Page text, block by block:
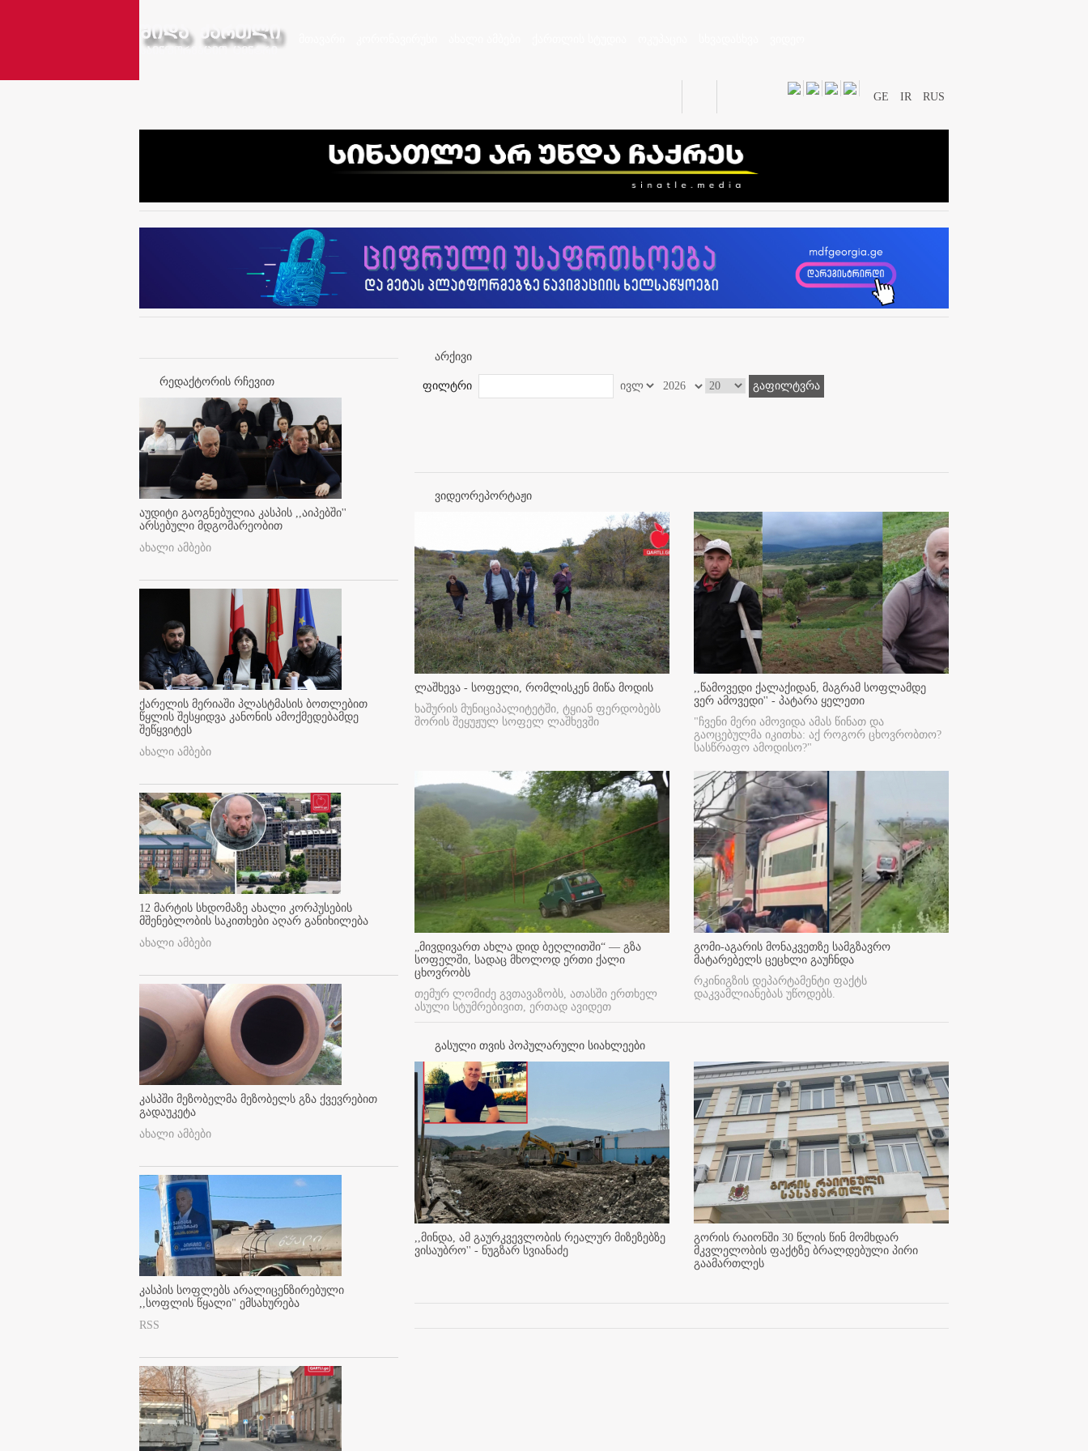
GE IR RUS
რედაქტორის რჩევით
აუდიტი გაოგნებულია კასპის ,,აიპებში''
არსებული მდგომარეობით
ახალი ამბები
ქარელის მერიაში პლასტმასის ბოთლებით
წყლის შესყიდვა კანონის ამოქმედებამდე
შეწყვიტეს
ახალი ამბები
12 მარტის სხდომაზე ახალი კორპუსების
მშენებლობის საკითხები აღარ განიხილება
ახალი ამბები
კასპში მეზობელმა მეზობელს გზა ქვევრებით
გადაუკეტა
ახალი ამბები
კასპის სოფლებს არალიცენზირებული
,,სოფლის წყალი" ემსახურება
RSS
არქივი
ფილტრი გაფილტვრა
ვიდეორეპორტაჟი
ლაშხევა - სოფელი, რომლისკენ მიწა მოდის
ხაშურის მუნიციპალიტეტში, ტყიან ფერდობებს
შორის შეყუჟულ სოფელ ლაშხევში
,,წამოვედი ქალაქიდან, მაგრამ სოფლამდე
ვერ ამოვედი'' - პატარა ყელეთი
"ჩვენი მერი ამოვიდა ამას წინათ და
გაოცებულმა იკითხა: აქ როგორ ცხოვრობთო?
სასწრაფო ამოდისო?"
„მივდივართ ახლა დიდ ბეღლითში“ — გზა
სოფელში, სადაც მხოლოდ ერთი ქალი
ცხოვრობს
თემურ ლომიძე გვთავაზობს, ათასში ერთხელ
ასული სტუმრებივით, ერთად ავიდეთ
გომი-აგარის მონაკვეთზე სამგზავრო
მატარებელს ცეცხლი გაუჩნდა
რკინიგზის დეპარტამენტი ფაქტს
დაკვამლიანებას უწოდებს.
გასული თვის პოპულარული სიახლეები
,,მინდა, ამ გაურკვევლობის რეალურ მიზეზებზე
ვისაუბრო'' - ნუგზარ სვიანაძე
გორის რაიონში 30 წლის წინ მომხდარ
მკვლელობის ფაქტზე ბრალდებული პირი
გაამართლეს